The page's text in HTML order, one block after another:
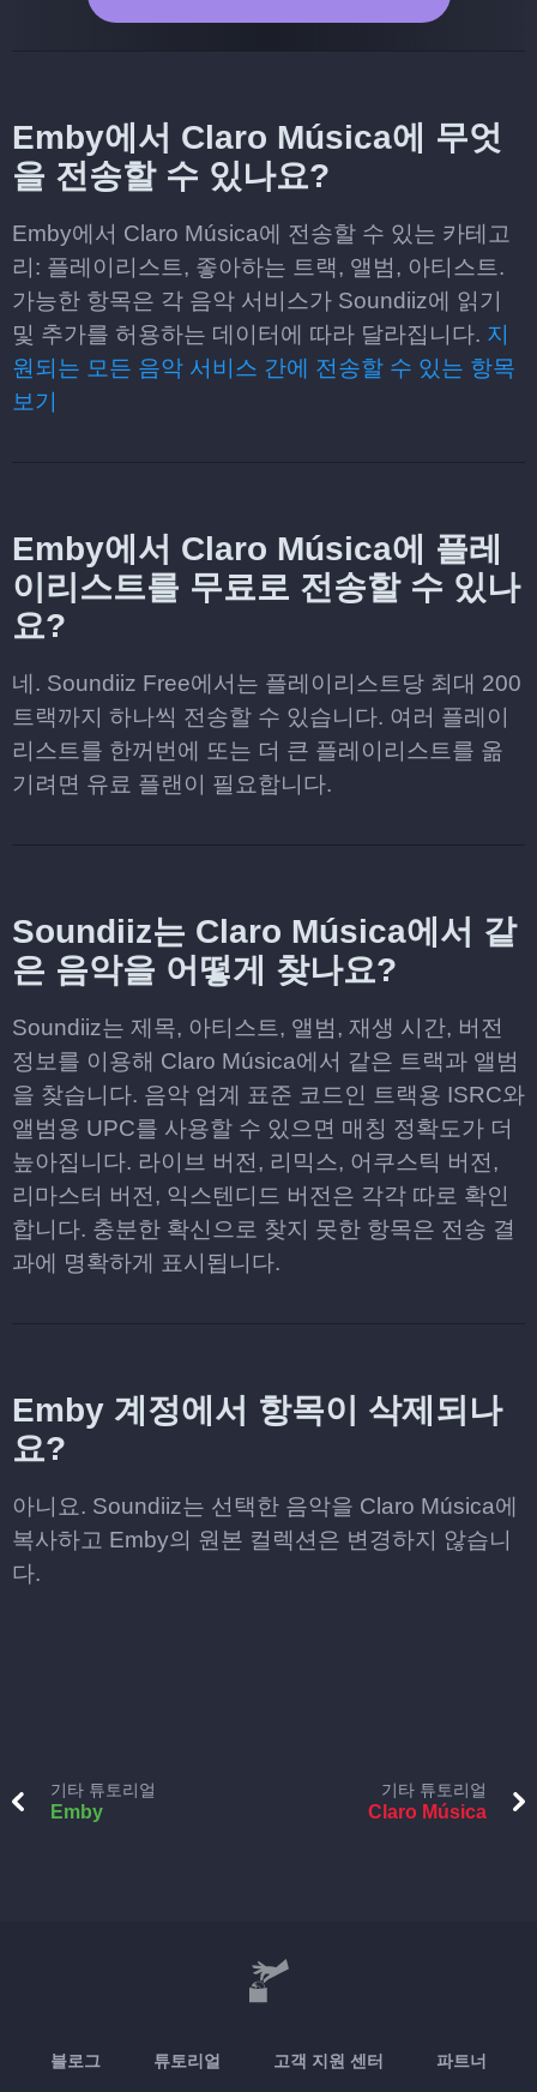
Emby에서 Claro Música에 무엇
을 전송할 수 있나요?
Emby에서 Claro Música에 전송할 수 있는 카테고
리: 플레이리스트, 좋아하는 트랙, 앨범, 아티스트.
가능한 항목은 각 음악 서비스가 Soundiiz에 읽기
및 추가를 허용하는 데이터에 따라 달라집니다. 지
원되는 모든 음악 서비스 간에 전송할 수 있는 항목
보기
Emby에서 Claro Música에 플레
이리스트를 무료로 전송할 수 있나
요?
네. Soundiiz Free에서는 플레이리스트당 최대 200
트랙까지 하나씩 전송할 수 있습니다. 여러 플레이
리스트를 한꺼번에 또는 더 큰 플레이리스트를 옮
기려면 유료 플랜이 필요합니다.
Soundiiz는 Claro Música에서 같
은 음악을 어떻게 찾나요?
Soundiiz는 제목, 아티스트, 앨범, 재생 시간, 버전
정보를 이용해 Claro Música에서 같은 트랙과 앨범
을 찾습니다. 음악 업계 표준 코드인 트랙용 ISRC와
앨범용 UPC를 사용할 수 있으면 매칭 정확도가 더
높아집니다. 라이브 버전, 리믹스, 어쿠스틱 버전,
리마스터 버전, 익스텐디드 버전은 각각 따로 확인
합니다. 충분한 확신으로 찾지 못한 항목은 전송 결
과에 명확하게 표시됩니다.
Emby 계정에서 항목이 삭제되나
요?
아니요. Soundiiz는 선택한 음악을 Claro Música에
복사하고 Emby의 원본 컬렉션은 변경하지 않습니
다.
기타 튜토리얼
Emby
기타 튜토리얼
Claro Música
블로그 튜토리얼 고객 지원 센터 파트너